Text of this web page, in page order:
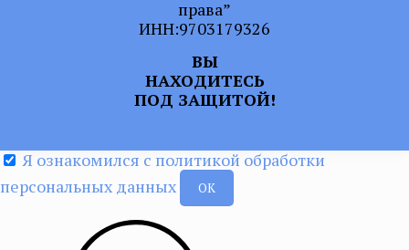
права”
ИНН:9703179326
ВЫ
НАХОДИТЕСЬ
ПОД ЗАЩИТОЙ!
Я ознакомился с политикой обработки
персональных данных
ОК